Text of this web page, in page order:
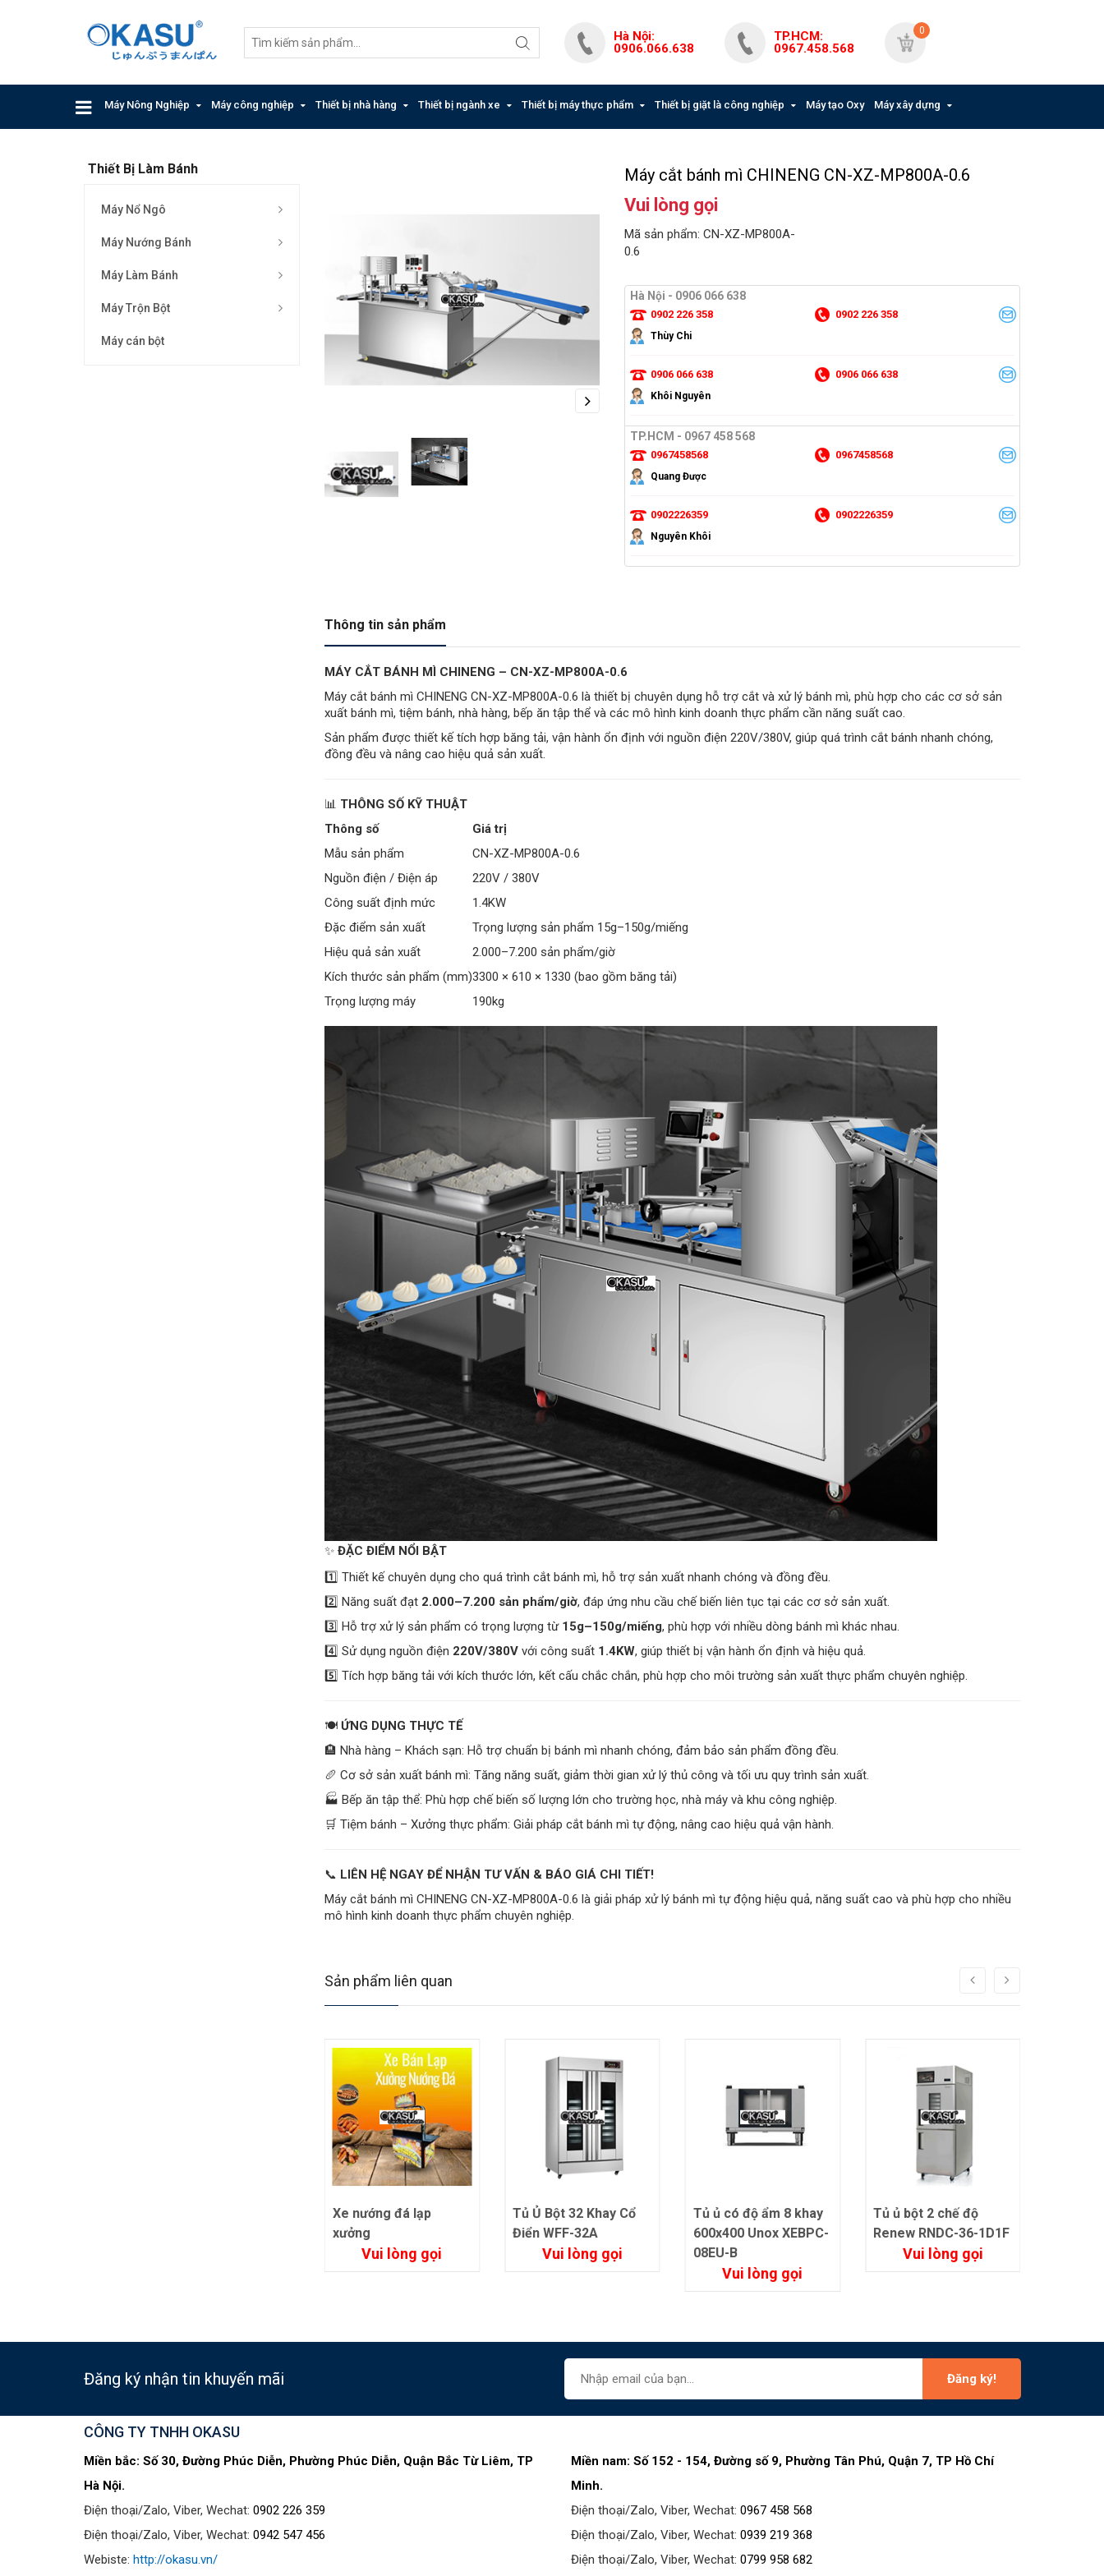
Hà Nội:
0906.066.638
TP.HCM:
0967.458.568
0
Máy Nông Nghiệp Máy công nghiệp Thiết bị nhà hàng Thiết bị ngành xe Thiết bị máy thực phẩm Thiết bị giặt là công nghiệp Máy tạo Oxy Máy xây dựng
Thiết Bị Làm Bánh
Máy Nổ Ngô
Máy Nướng Bánh
Máy Làm Bánh
Máy Trộn Bột
Máy cán bột
Máy cắt bánh mì CHINENG CN-XZ-MP800A-0.6
Vui lòng gọi
Mã sản phẩm: CN-XZ-MP800A-
0.6
Hà Nội - 0906 066 638
0902 226 358 0902 226 358
Thùy Chi
0906 066 638 0906 066 638
Khôi Nguyên
TP.HCM - 0967 458 568
0967458568 0967458568
Quang Được
0902226359 0902226359
Nguyên Khôi
Thông tin sản phẩm
MÁY CẮT BÁNH MÌ CHINENG – CN-XZ-MP800A-0.6
Máy cắt bánh mì CHINENG CN-XZ-MP800A-0.6 là thiết bị chuyên dụng hỗ trợ cắt và xử lý bánh mì, phù hợp cho các cơ sở sản
xuất bánh mì, tiệm bánh, nhà hàng, bếp ăn tập thể và các mô hình kinh doanh thực phẩm cần năng suất cao.
Sản phẩm được thiết kế tích hợp băng tải, vận hành ổn định với nguồn điện 220V/380V, giúp quá trình cắt bánh nhanh chóng,
đồng đều và nâng cao hiệu quả sản xuất.
📊 THÔNG SỐ KỸ THUẬT
Thông số
Giá trị
Mẫu sản phẩm
CN-XZ-MP800A-0.6
Nguồn điện / Điện áp
220V / 380V
Công suất định mức
1.4KW
Đặc điểm sản xuất
Trọng lượng sản phẩm 15g–150g/miếng
Hiệu quả sản xuất
2.000–7.200 sản phẩm/giờ
Kích thước sản phẩm (mm)3300 × 610 × 1330 (bao gồm băng tải)
Trọng lượng máy
190kg
✨ ĐẶC ĐIỂM NỔI BẬT
1️⃣ Thiết kế chuyên dụng cho quá trình cắt bánh mì, hỗ trợ sản xuất nhanh chóng và đồng đều.
2️⃣ Năng suất đạt 2.000–7.200 sản phẩm/giờ, đáp ứng nhu cầu chế biến liên tục tại các cơ sở sản xuất.
3️⃣ Hỗ trợ xử lý sản phẩm có trọng lượng từ 15g–150g/miếng, phù hợp với nhiều dòng bánh mì khác nhau.
4️⃣ Sử dụng nguồn điện 220V/380Vvới công suất 1.4KW, giúp thiết bị vận hành ổn định và hiệu quả.
5️⃣ Tích hợp băng tải với kích thước lớn, kết cấu chắc chắn, phù hợp cho môi trường sản xuất thực phẩm chuyên nghiệp.
🍽️ ỨNG DỤNG THỰC TẾ
🏨 Nhà hàng – Khách sạn: Hỗ trợ chuẩn bị bánh mì nhanh chóng, đảm bảo sản phẩm đồng đều.
🥖 Cơ sở sản xuất bánh mì: Tăng năng suất, giảm thời gian xử lý thủ công và tối ưu quy trình sản xuất.
🏭 Bếp ăn tập thể: Phù hợp chế biến số lượng lớn cho trường học, nhà máy và khu công nghiệp.
🛒 Tiệm bánh – Xưởng thực phẩm: Giải pháp cắt bánh mì tự động, nâng cao hiệu quả vận hành.
📞 LIÊN HỆ NGAY ĐỂ NHẬN TƯ VẤN & BÁO GIÁ CHI TIẾT!
Máy cắt bánh mì CHINENG CN-XZ-MP800A-0.6 là giải pháp xử lý bánh mì tự động hiệu quả, năng suất cao và phù hợp cho nhiều
mô hình kinh doanh thực phẩm chuyên nghiệp.
Sản phẩm liên quan
Tủ Ủ Bột 32 Khay Cổ
Vui lòng gọi
Tủ ủ có độ ẩm 8 khay
600x400 Unox XEBPC-
08EU-B
Vui lòng gọi
Tủ ủ bột 2 chế độ
Renew RNDC-36-1D1F
Tủ ủ bột Renew RNDC-
36-2D
Vui lòng gọi
Đăng ký nhận tin khuyến mãi Đăng ký!
CÔNG TY TNHH OKASU
Miền bắc: Số 30, Đường Phúc Diễn, Phường Phúc Diễn, Quận Bắc Từ Liêm, TP
Hà Nội.
Điện thoại/Zalo, Viber, Wechat: 0902 226 359
Điện thoại/Zalo, Viber, Wechat: 0942 547 456
Webiste: http://okasu.vn/
Miền nam: Số 152 - 154, Đường số 9, Phường Tân Phú, Quận 7, TP Hồ Chí
Minh.
Điện thoại/Zalo, Viber, Wechat: 0967 458 568
Điện thoại/Zalo, Viber, Wechat: 0939 219 368
Điện thoại/Zalo, Viber, Wechat: 0799 958 682